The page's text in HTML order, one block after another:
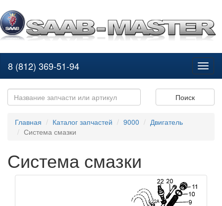
8 (812) 369-51-94
Поиск
Главная Каталог запчастей 9000
Двигатель
Система смазки
Система смазки